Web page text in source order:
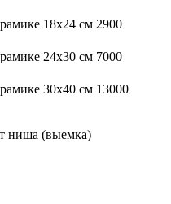
18х24 см 2900
24х30 см 7000
30х40 см 13000
ниша (выемка)